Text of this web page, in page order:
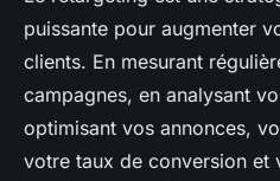
puissante pour augmenter
clients. En mesurant
campagnes, en analysant
optimisant vos annonces,
votre taux de conversion et